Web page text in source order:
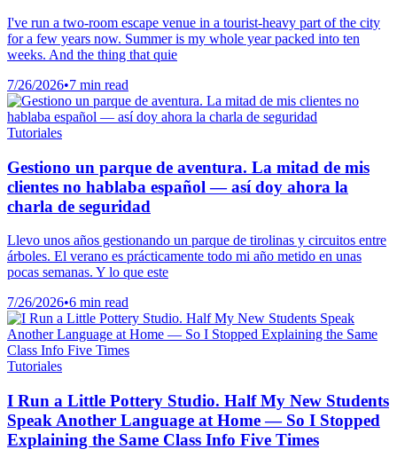
I've run a two-room escape venue in a tourist-heavy part of the city
for a few years now. Summer is my whole year packed into ten
weeks. And the thing that quie
7/26/2026•7 min read
Tutoriales
Gestiono un parque de aventura. La mitad de mis
clientes no hablaba español — así doy ahora la
charla de seguridad
Llevo unos años gestionando un parque de tirolinas y circuitos entre
árboles. El verano es prácticamente todo mi año metido en unas
pocas semanas. Y lo que este
7/26/2026•6 min read
Tutoriales
I Run a Little Pottery Studio. Half My New Students
Speak Another Language at Home — So I Stopped
Explaining the Same Class Info Five Times